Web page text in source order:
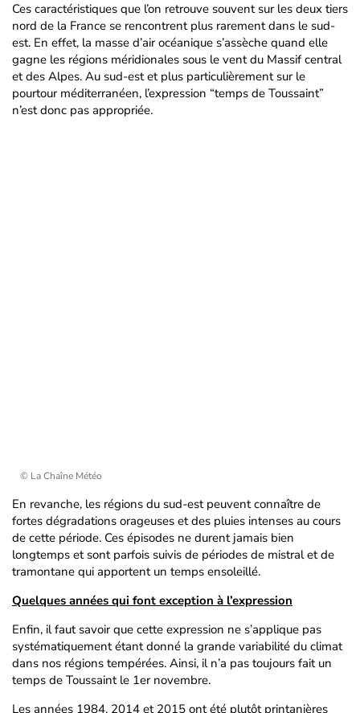
Ces caractéristiques que l’on retrouve souvent sur les deux tiers
nord de la France se rencontrent plus rarement dans le sud-
est. En effet, la masse d’air océanique s’assèche quand elle
gagne les régions méridionales sous le vent du Massif central
et des Alpes. Au sud-est et plus particulièrement sur le
pourtour méditerranéen, l’expression “temps de Toussaint”
n’est donc pas appropriée.
© La Chaîne Météo
En revanche, les régions du sud-est peuvent connaître de
fortes dégradations orageuses et des pluies intenses au cours
de cette période. Ces épisodes ne durent jamais bien
longtemps et sont parfois suivis de périodes de mistral et de
tramontane qui apportent un temps ensoleillé.
Quelques années qui font exception à l’expression
Enfin, il faut savoir que cette expression ne s’applique pas
systématiquement étant donné la grande variabilité du climat
dans nos régions tempérées. Ainsi, il n’a pas toujours fait un
temps de Toussaint le 1er novembre.
Les années 1984, 2014 et 2015 ont été plutôt printanières